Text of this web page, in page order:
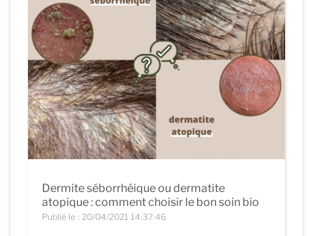
Dermite séborrhéique ou dermatite
atopique : comment choisir le bon soin bio
Publié le : 20/04/2021 14:37:46